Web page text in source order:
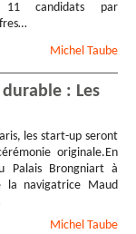
11 candidats par
Michel Taube
: Les
les start-up seront
originale.En
Palais Brongniart à
la navigatrice Maud
Michel Taube